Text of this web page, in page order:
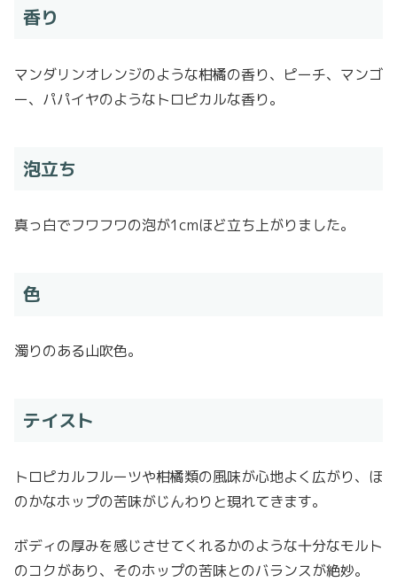
香り
マンダリンオレンジのような柑橘の香り、ピーチ、マンゴ
ー、パパイヤのようなトロピカルな香り。
泡立ち
真っ白でフワフワの泡が1cmほど立ち上がりました。
色
濁りのある山吹色。
テイスト
トロピカルフルーツや柑橘類の風味が心地よく広がり、ほ
のかなホップの苦味がじんわりと現れてきます。
ボディの厚みを感じさせてくれるかのような十分なモルト
のコクがあり、そのホップの苦味とのバランスが絶妙。